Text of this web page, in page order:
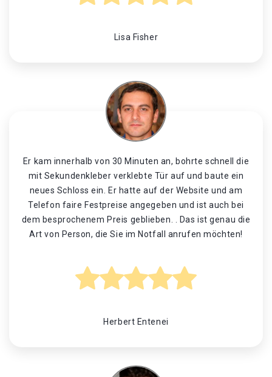
Lisa Fisher
Er kam innerhalb von 30 Minuten an, bohrte schnell die
mit Sekundenkleber verklebte Tür auf und baute ein
neues Schloss ein. Er hatte auf der Website und am
Telefon faire Festpreise angegeben und ist auch bei
dem besprochenem Preis geblieben. . Das ist genau die
Art von Person, die Sie im Notfall anrufen möchten!
Herbert Entenei